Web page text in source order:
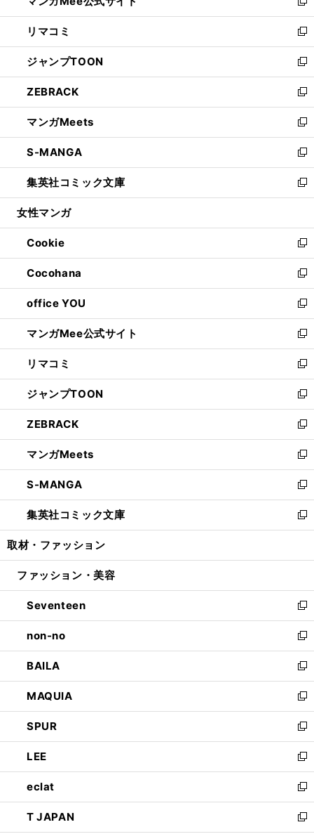
ウ
で
開
く
ィ
ン
ド
ウ
で
開
く
い
ウ
ィ
ン
ド
ウ
で
開
く
新
し
い
ウ
ィ
ン
ド
ウ
で
開
く
リマコミ
新
し
い
ウ
ィ
ン
ド
ウ
で
開
く
ジャンプTOON
新
し
い
ウ
ィ
ン
ド
ウ
で
開
ZEBRACK
新
し
い
ウ
ィ
ン
ド
ウ
開
く
マンガMeets
新
し
い
ウ
ィ
ン
ウ
で
開
く
S-MANGA
新
し
い
ウ
ン
ド
ウ
で
開
く
集英社コミック文庫
新
し
ウ
ィ
ン
ド
ウ
で
開
く
女性マンガ
Cookie
新
し
い
ウ
ィ
ン
ド
ウ
で
開
く
Cocohana
新
し
い
ウ
ィ
ン
ド
ウ
で
開
く
office YOU
新
し
い
ウ
ィ
ン
ド
ウ
で
開
く
マンガMee公式サイト
新
し
い
ウ
ィ
ン
ド
ウ
で
開
く
リマコミ
新
し
い
ウ
ィ
ン
ド
ウ
で
開
く
ジャンプTOON
新
し
い
ウ
ィ
ン
ド
ウ
で
開
ZEBRACK
新
し
い
ウ
ィ
ン
ド
ウ
開
マンガMeets
新
し
い
ウ
ィ
ン
ウ
開
く
S-MANGA
新
し
い
ウ
ン
ウ
で
開
く
集英社コミック文庫
新
し
ウ
ン
ド
ウ
で
開
く
取材・ファッション
ファッション・美容
Seventeen
新
し
い
ウ
ィ
ン
ド
ウ
で
開
く
non-no
新
し
い
ウ
ィ
ン
ド
ウ
で
開
く
BAILA
新
し
い
ウ
ィ
ン
ド
ウ
で
開
く
MAQUIA
新
し
い
ウ
ィ
ン
ド
ウ
で
SPUR
新
し
い
ウ
ィ
ン
ド
LEE
新
し
い
ウ
ィ
eclat
新
し
い
T JAPAN
新